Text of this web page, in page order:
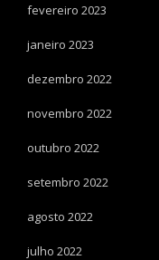
fevereiro 2023
janeiro 2023
dezembro 2022
novembro 2022
outubro 2022
setembro 2022
agosto 2022
julho 2022